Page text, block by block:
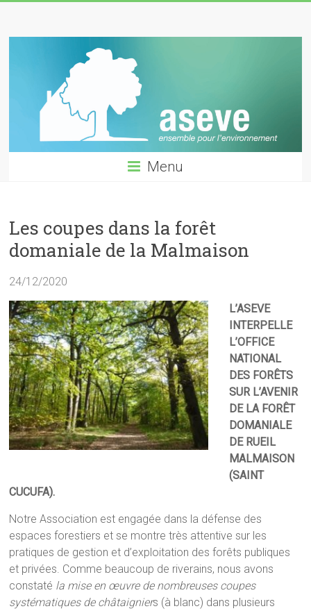
content
ASEVE
GARCHES
Menu
Les coupes dans la forêt
domaniale de la Malmaison
24/12/2020
L’ASEVE
INTERPELLE
L’OFFICE
NATIONAL
DES FORÊTS
SUR L’AVENIR
DE LA FORÊT
DOMANIALE
DE RUEIL
MALMAISON
(SAINT
CUCUFA).
Notre Association est engagée dans la défense des
espaces forestiers et se montre très attentive sur les
pratiques de gestion et d’exploitation des forêts publiques
et privées. Comme beaucoup de riverains, nous avons
constaté la mise en œuvre de nombreuses coupes
systématiques de châtaigniers (à blanc) dans plusieurs